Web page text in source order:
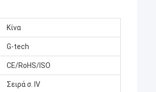
Κίνα
G-tech
CE/RoHS/ISO
Σειρά σ. IV